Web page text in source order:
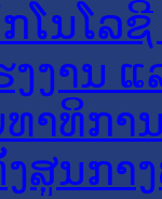
ໂນໂລ
ງງານ
າທິກາ
ສູນກາ